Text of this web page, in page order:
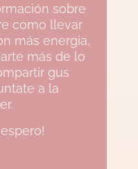
sobre
como llevar
más energia,
más de lo
gus
a la